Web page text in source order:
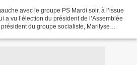
avec le groupe PS Mardi soir, à l’issue
a vu l’élection du président de l’Assemblée
du groupe socialiste, Marilyse